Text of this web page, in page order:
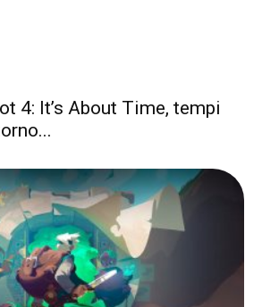
4: It’s About Time, tempi